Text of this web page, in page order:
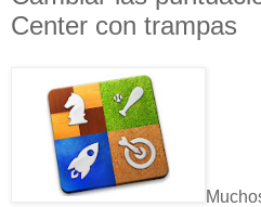
Center con trampas